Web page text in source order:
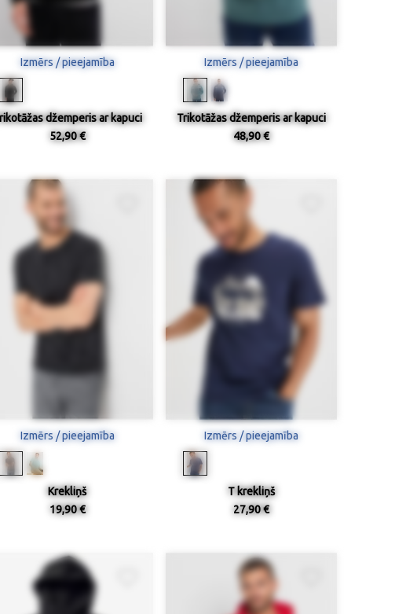
Izmērs / pieejamība
džemperis ar kapuci
52,90 €
Izmērs / pieejamība
Trikotāžas džemperis ar kapuci
48,90 €
Izmērs / pieejamība
Krekliņš
19,90 €
Izmērs / pieejamība
T krekliņš
27,90 €